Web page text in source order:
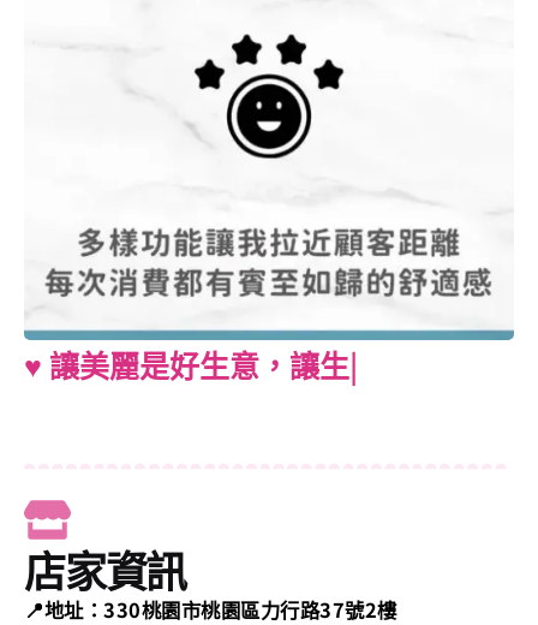
♥︎ 讓美麗是好生意，讓生意變得好美
店家資訊
📍地址：330桃園市桃園區力行路37號2樓